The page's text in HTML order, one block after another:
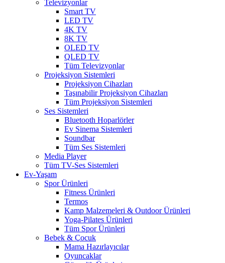
Televizyonlar
Smart TV
LED TV
4K TV
8K TV
OLED TV
QLED TV
Tüm Televizyonlar
Projeksiyon Sistemleri
Projeksiyon Cihazları
Taşınabilir Projeksiyon Cihazları
Tüm Projeksiyon Sistemleri
Ses Sistemleri
Bluetooth Hoparlörler
Ev Sinema Sistemleri
Soundbar
Tüm Ses Sistemleri
Media Player
Tüm TV-Ses Sistemleri
Ev-Yaşam
Spor Ürünleri
Fitness Ürünleri
Termos
Kamp Malzemeleri & Outdoor Ürünleri
Yoga-Pilates Ürünleri
Tüm Spor Ürünleri
Bebek & Çocuk
Mama Hazırlayıcılar
Oyuncaklar